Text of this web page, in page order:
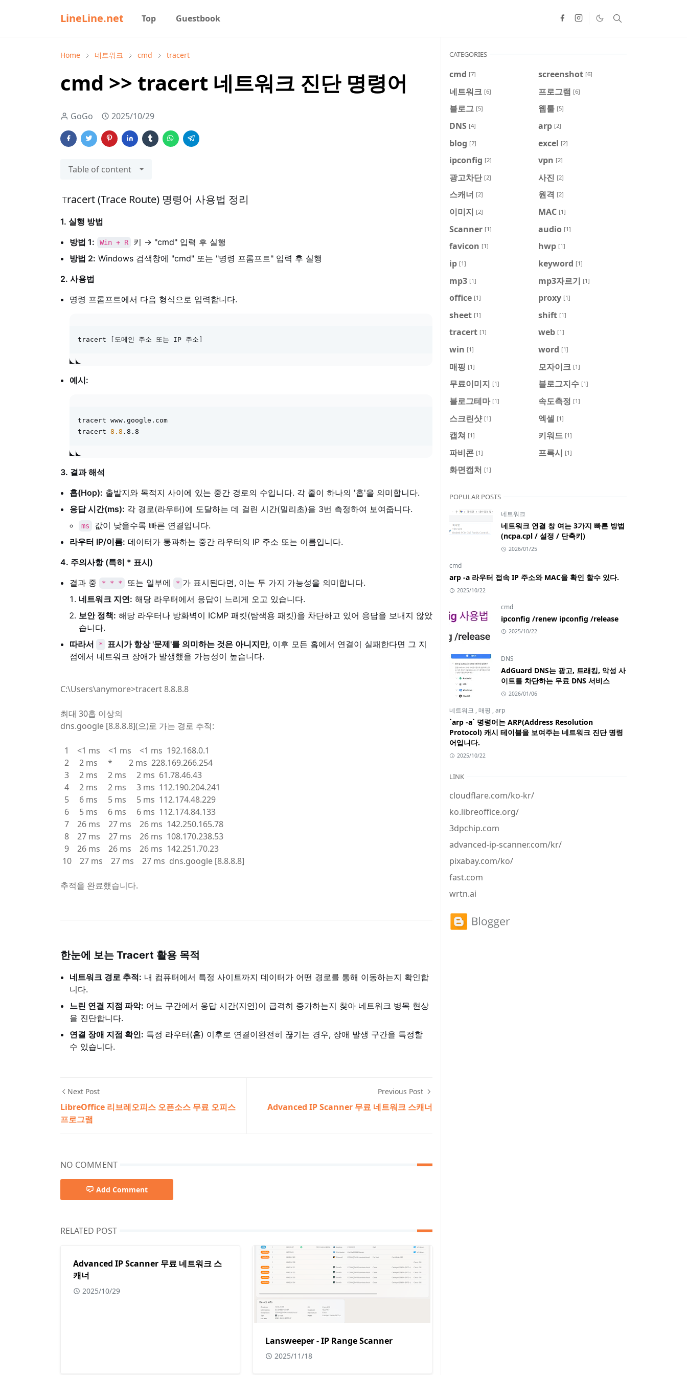
LineLine.net Top Guestbook
Home 네트워크 cmd tracert
cmd >> tracert 네트워크 진단 명령어
GoGo 2025/10/29
Table of content
Tracert (Trace Route) 명령어 사용법 정리
1. 실행 방법
방법 1:
Win + R
키 → "cmd" 입력 후 실행
방법 2: Windows 검색창에 "cmd" 또는 "명령 프롬프트" 입력 후 실행
2. 사용법
명령 프롬프트에서 다음 형식으로 입력합니다.
tracert 도메인 주소 또는 IP 주소
예시:
tracert www.google.com
tracert 8.8 .8.8
3. 결과 해석
홉(Hop): 출발지와 목적지 사이에 있는 중간 경로의 수입니다. 각 줄이 하나의 '홉'을 의미합니다.
응답 시간(ms): 각 경로(라우터)에 도달하는 데 걸린 시간(밀리초)을 3번 측정하여 보여줍니다.
ms
값이 낮을수록 빠른 연결입니다.
라우터 IP/이름: 데이터가 통과하는 중간 라우터의 IP 주소 또는 이름입니다.
4. 주의사항 (특히 * 표시)
결과 중
* * * 또는 일부에 * 가 표시된다면, 이는 두 가지 가능성을 의미합니다.
네트워크 지연: 해당 라우터에서 응답이 느리게 오고 있습니다.
보안 정책: 해당 라우터나 방화벽이 ICMP 패킷(탐색용 패킷)을 차단하고 있어 응답을 보내지 않았
습니다.
따라서
* 표시가 항상 '문제'를 의미하는 것은 아니지만, 이후 모든 홉에서 연결이 실패한다면 그 지
점에서 네트워크 장애가 발생했을 가능성이 높습니다.
C:\Users\anymore>tracert 8.8.8.8
최대 30홉 이상의
dns.google [8.8.8.8](으)로 가는 경로 추적:
1 <1 ms <1 ms <1 ms 192.168.0.1
2 2 ms * 2 ms 228.169.266.254
3 2 ms 2 ms 2 ms 61.78.46.43
4 2 ms 2 ms 3 ms 112.190.204.241
5 6 ms 5 ms 5 ms 112.174.48.229
6 5 ms 6 ms 6 ms 112.174.84.133
7 26 ms 27 ms 26 ms 142.250.165.78
8 27 ms 27 ms 26 ms 108.170.238.53
9 26 ms 26 ms 26 ms 142.251.70.23
10 27 ms 27 ms 27 ms dns.google [8.8.8.8]
추적을 완료했습니다.
한눈에 보는 Tracert 활용 목적
네트워크 경로 추적: 내 컴퓨터에서 특정 사이트까지 데이터가 어떤 경로를 통해 이동하는지 확인합
니다.
느린 연결 지점 파악: 어느 구간에서 응답 시간(지연)이 급격히 증가하는지 찾아 네트워크 병목 현상
을 진단합니다.
연결 장애 지점 확인: 특정 라우터(홉) 이후로 연결이완전히 끊기는 경우, 장애 발생 구간을 특정할
수 있습니다.
Next Post
LibreOffice 리브레오피스 오픈소스 무료 오피스
프로그램
Previous Post
Advanced IP Scanner 무료 네트워크 스캐너
NO COMMENT
Add Comment
RELATED POST
Advanced IP Scanner 무료 네트워크 스
캐너
2025/10/29
Lansweeper - IP Range Scanner
2025/11/18
CATEGORIES
cmd [7] screenshot [6]
네트워크 [6] 프로그램 [6]
블로그 [5] 웹툴 [5]
DNS [4] arp [2]
blog [2] excel [2]
ipconfig [2] vpn [2]
광고차단 [2] 사진 [2]
스캐너 [2] 원격 [2]
이미지 [2] MAC [1]
Scanner [1] audio [1]
favicon [1] hwp [1]
ip [1] keyword [1]
mp3 [1] mp3자르기 [1]
office [1] proxy [1]
sheet [1] shift [1]
tracert [1] web [1]
win [1] word [1]
매핑 [1] 모자이크 [1]
무료이미지 [1] 블로그지수 [1]
블로그테마 [1] 속도측정 [1]
스크린샷 [1] 엑셀 [1]
캡쳐 [1] 키워드 [1]
파비콘 [1] 프록시 [1]
화면캡처 [1]
POPULAR POSTS
네트워크
네트워크 연결 창 여는 3가지 빠른 방법
(ncpa.cpl / 설정 / 단축키)
2026/01/25
cmd
arp -a 라우터 접속 IP 주소와 MAC을 확인 할수 있다.
2025/10/22
cmd
ipconfig /renew ipconfig /release
2025/10/22
DNS
AdGuard DNS는 광고, 트래킹, 악성 사
이트를 차단하는 무료 DNS 서비스
2026/01/06
네트워크 ,매핑 ,arp
`arp -a` 명령어는 ARP(Address Resolution
Protocol) 캐시 테이블을 보여주는 네트워크 진단 명령
어입니다.
2025/10/22
LINK
cloudflare.com/ko-kr/
ko.libreoffice.org/
3dpchip.com
advanced-ip-scanner.com/kr/
pixabay.com/ko/
fast.com
wrtn.ai